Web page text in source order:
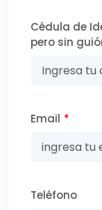
Cédula de
pero sin
Email *
Teléfono